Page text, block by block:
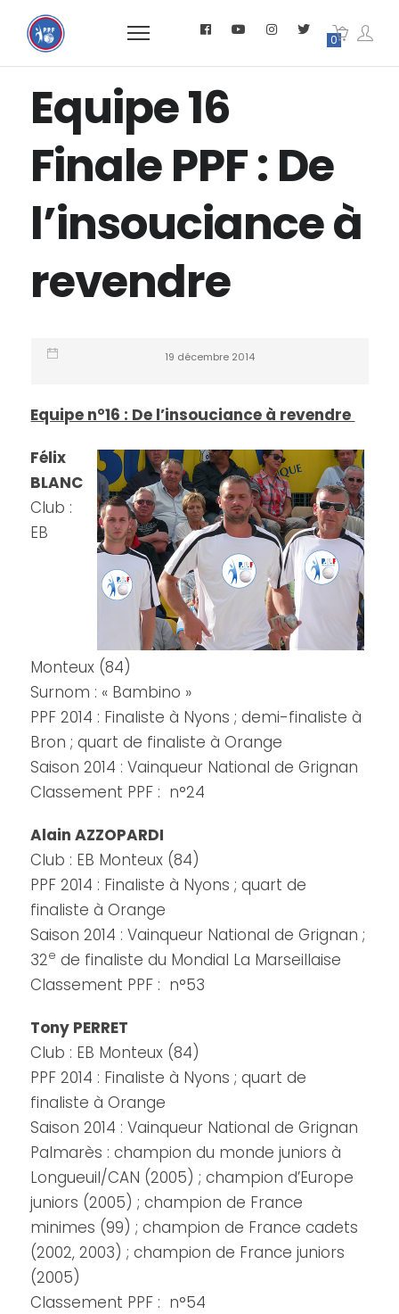
0
Equipe 16
Finale PPF : De
l’insouciance à
revendre
19 décembre 2014
Equipe n°16 : De l’insouciance à revendre
Félix
BLANC
Club :
EB
Monteux (84)
Surnom : « Bambino »
PPF 2014 : Finaliste à Nyons ; demi-finaliste à
Bron ; quart de finaliste à Orange
Saison 2014 : Vainqueur National de Grignan
Classement PPF : n°24
Alain AZZOPARDI
Club : EB Monteux (84)
PPF 2014 : Finaliste à Nyons ; quart de
finaliste à Orange
Saison 2014 : Vainqueur National de Grignan ;
32e de finaliste du Mondial La Marseillaise
Classement PPF : n°53
Tony PERRET
Club : EB Monteux (84)
PPF 2014 : Finaliste à Nyons ; quart de
finaliste à Orange
Saison 2014 : Vainqueur National de Grignan
Palmarès : champion du monde juniors à
Longueuil/CAN (2005) ; champion d’Europe
juniors (2005) ; champion de France
minimes (99) ; champion de France cadets
(2002, 2003) ; champion de France juniors
(2005)
Classement PPF : n°54